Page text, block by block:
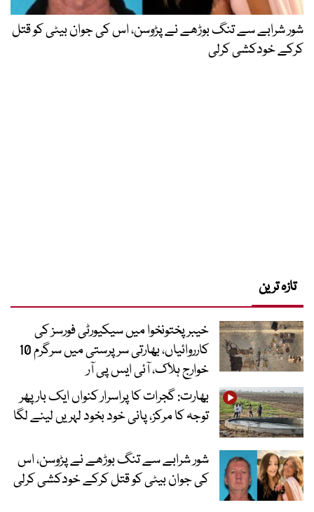
شور شرابے سے تنگ بوڑھے نے پڑوسن، اس کی جوان بیٹی کو قتل
کرکے خودکشی کرلی
تازہ ترین
خیبرپختونخوا میں سیکیورٹی فورسز کی
کارروائیاں، بھارتی سرپرستی میں سرگرم 10
خوارج ہلاک، آئی ایس پی آر
بھارت: گجرات کا پراسرار کنواں ایک بار پھر
توجہ کا مرکز، پانی خود بخود لہریں لینے لگا
شور شرابے سے تنگ بوڑھے نے پڑوسن، اس
کی جوان بیٹی کو قتل کرکے خودکشی کرلی